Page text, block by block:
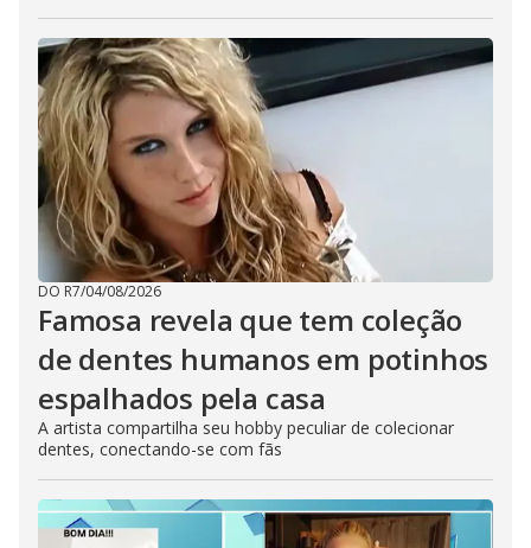
DO R7/04/08/2026
Famosa revela que tem coleção
de dentes humanos em potinhos
espalhados pela casa
A artista compartilha seu hobby peculiar de colecionar
dentes, conectando-se com fãs